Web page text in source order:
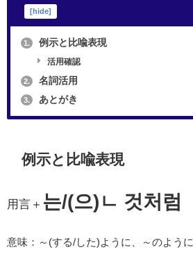
hide
1. 例示と比喩表現
活用確認
2. 名詞活用
3. あとがき
例示と比喩表現
用言＋ 는/(으)ㄴ 것처럼
意味：～(する/した)ように、～のように